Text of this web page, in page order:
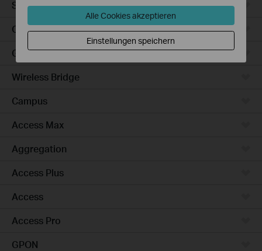
Switches
Outdoor
Gateways
Wireless Bridge
Campus
Access Max
Aggregation
Access Plus
Access
Access Pro
GPON
Alle Cookies akzeptieren
Einstellungen speichern